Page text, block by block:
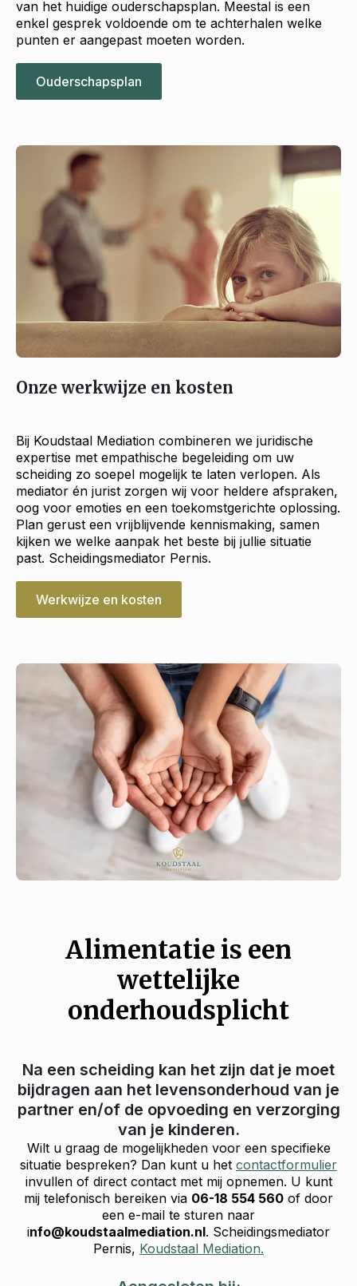
van het huidige ouderschapsplan. Meestal is een
enkel gesprek voldoende om te achterhalen welke
punten er aangepast moeten worden.
Ouderschapsplan
Onze werkwijze en kosten
Bij Koudstaal Mediation combineren we juridische
expertise met empathische begeleiding om uw
scheiding zo soepel mogelijk te laten verlopen. Als
mediator én jurist zorgen wij voor heldere afspraken,
oog voor emoties en een toekomstgerichte oplossing.
Plan gerust een vrijblijvende kennismaking, samen
kijken we welke aanpak het beste bij jullie situatie
past. Scheidingsmediator Pernis.
Werkwijze en kosten
Alimentatie is een
wettelijke
onderhoudsplicht
Na een scheiding kan het zijn dat je moet
bijdragen aan het levensonderhoud van je
partner en/of de opvoeding en verzorging
van je kinderen.
Wilt u graag de mogelijkheden voor een specifieke
situatie bespreken? Dan kunt u het contactformulier
invullen of direct contact met mij opnemen. U kunt
mij telefonisch bereiken via 06-18 554 560 of door
een e-mail te sturen naar
info@koudstaalmediation.nl. Scheidingsmediator
Pernis, Koudstaal Mediation.